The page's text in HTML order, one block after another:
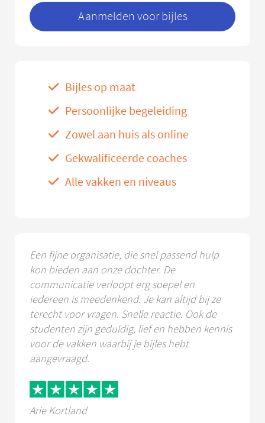
Aanmelden voor bijles
Bijles op maat
Persoonlijke begeleiding
Zowel aan huis als online
Gekwalificeerde coaches
Alle vakken en niveaus
Een fijne organisatie, die snel passend hulp
kon bieden aan onze dochter. De
communicatie verloopt erg soepel en
iedereen is meedenkend. Je kan altijd bij ze
terecht voor vragen. Snelle reactie. Ook de
studenten zijn geduldig, lief en hebben kennis
voor de vakken waarbij je bijles hebt
aangevraagd.
Arie Kortland